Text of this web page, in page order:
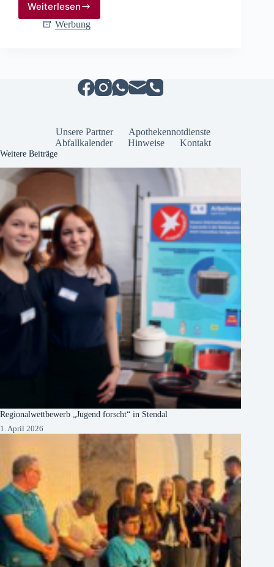
Weiterlesen
Neubezug
von
Werbung
Unsere Partner
Apothekennotdienste
Abfallkalender
Hinweise Kontakt
Weitere Beiträge
Regionalwettbewerb „Jugend forscht“ in Stendal
1. April 2026